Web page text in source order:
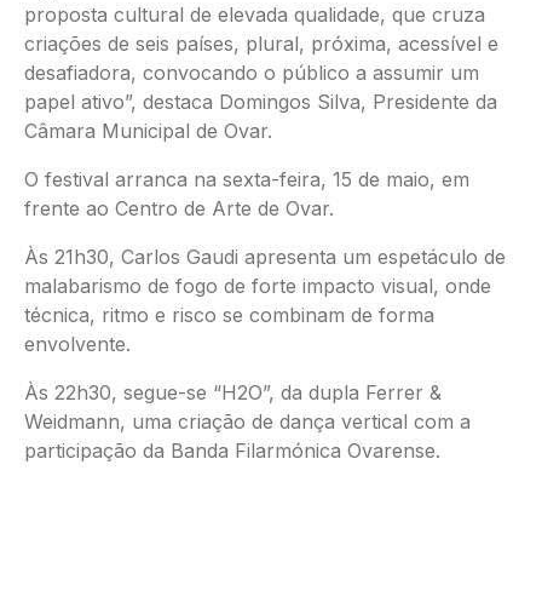
proposta cultural de elevada qualidade, que cruza
criações de seis países, plural, próxima, acessível e
desafiadora, convocando o público a assumir um
papel ativo”, destaca Domingos Silva, Presidente da
Câmara Municipal de Ovar.
O festival arranca na sexta-feira, 15 de maio, em
frente ao Centro de Arte de Ovar.
Às 21h30, Carlos Gaudi apresenta um espetáculo de
malabarismo de fogo de forte impacto visual, onde
técnica, ritmo e risco se combinam de forma
envolvente.
Às 22h30, segue-se “H2O”, da dupla Ferrer &
Weidmann, uma criação de dança vertical com a
participação da Banda Filarmónica Ovarense.